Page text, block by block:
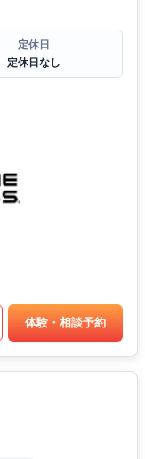
定休日
定休日なし
体験・相談予約